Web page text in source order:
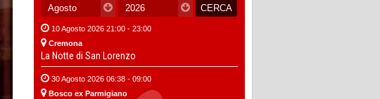
10 Agosto 2026 21:00 - 23:00
Cremona
La Notte di San Lorenzo
30 Agosto 2026 06:38 - 09:00
Bosco ex Parmigiano